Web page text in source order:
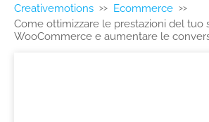
Creativemotions >> Ecommerce >>
Come ottimizzare le prestazioni del tuo
WooCommerce e aumentare le